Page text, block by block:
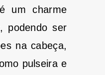
um charme
podendo ser
na cabeça,
pulseira e